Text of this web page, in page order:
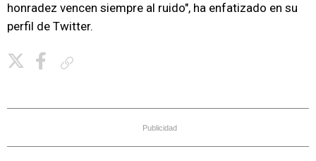
honradez vencen siempre al ruido", ha enfatizado en su
perfil de Twitter.
Publicidad